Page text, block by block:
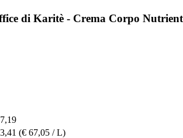
di Karitè - Crema Corpo
(€ 67,05 / L)